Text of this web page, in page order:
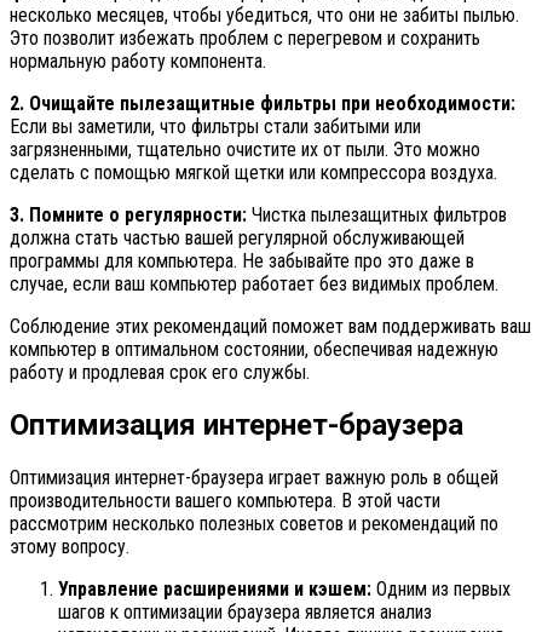
несколько месяцев, чтобы убедиться, что они не забиты пылью.
Это позволит избежать проблем с перегревом и сохранить
нормальную работу компонента.
2. Очищайте пылезащитные фильтры при необходимости:
Если вы заметили, что фильтры стали забитыми или
загрязненными, тщательно очистите их от пыли. Это можно
сделать с помощью мягкой щетки или компрессора воздуха.
3. Помните о регулярности: Чистка пылезащитных фильтров
должна стать частью вашей регулярной обслуживающей
программы для компьютера. Не забывайте про это даже в
случае, если ваш компьютер работает без видимых проблем.
Соблюдение этих рекомендаций поможет вам поддерживать ваш
компьютер в оптимальном состоянии, обеспечивая надежную
работу и продлевая срок его службы.
Оптимизация интернет-браузера
Оптимизация интернет-браузера играет важную роль в общей
производительности вашего компьютера. В этой части
рассмотрим несколько полезных советов и рекомендаций по
этому вопросу.
Управление расширениями и кэшем: Одним из первых
шагов к оптимизации браузера является анализ